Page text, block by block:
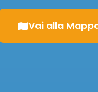
Vai alla